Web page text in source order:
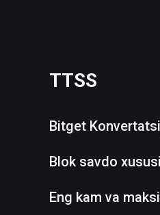
TTSS
Bitget
Blok savdo
Eng kam va